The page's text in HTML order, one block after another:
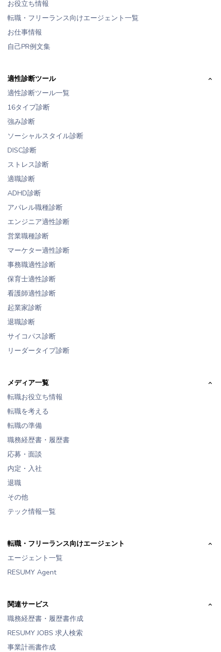
お役立ち情報
転職・フリーランス向けエージェント一覧
お仕事情報
自己PR例文集
適性診断ツール
適性診断ツール一覧
16タイプ診断
強み診断
ソーシャルスタイル診断
DISC診断
ストレス診断
適職診断
ADHD診断
アパレル職種診断
エンジニア適性診断
営業職種診断
マーケター適性診断
事務職適性診断
保育士適性診断
看護師適性診断
起業家診断
退職診断
サイコパス診断
リーダータイプ診断
メディア一覧
転職お役立ち情報
転職を考える
転職の準備
職務経歴書・履歴書
応募・面談
内定・入社
退職
その他
テック情報一覧
転職・フリーランス向けエージェント
エージェント一覧
RESUMY Agent
関連サービス
職務経歴書・履歴書作成
RESUMY JOBS 求人検索
事業計画書作成